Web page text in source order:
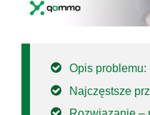
Opis problemu:
Najczęstsze